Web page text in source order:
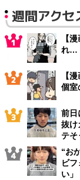
週間アクセ
【
れ…
【
個室
前日
抜け
テそ
“お
ビ
い」